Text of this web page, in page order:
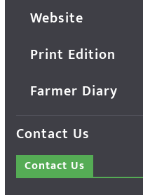
Website
Print Edition
Farmer Diary
Contact Us
Contact Us